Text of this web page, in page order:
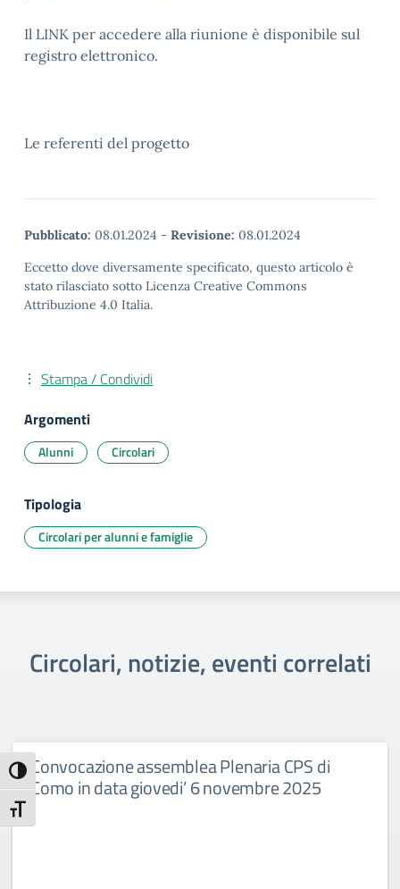
Attiva/disattiva alto contrasto
Attiva/disattiva dimensione testo
Il LINK per accedere alla riunione è disponibile sul
registro elettronico.
Le referenti del progetto
Pubblicato: 08.01.2024 - Revisione: 08.01.2024
Eccetto dove diversamente specificato, questo articolo è
stato rilasciato sotto Licenza Creative Commons
Attribuzione 4.0 Italia.
Stampa / Condividi
Argomenti
Alunni Circolari
Tipologia
Circolari per alunni e famiglie
Circolari, notizie, eventi correlati
Convocazione assemblea Plenaria CPS di
Como in data giovedi’ 6 novembre 2025